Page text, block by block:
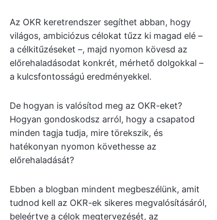
Az OKR keretrendszer segíthet abban, hogy
világos, ambiciózus célokat tűzz ki magad elé –
a célkitűzéseket –, majd nyomon kövesd az
előrehaladásodat konkrét, mérhető dolgokkal –
a kulcsfontosságú eredményekkel.
De hogyan is valósítod meg az OKR-eket?
Hogyan gondoskodsz arról, hogy a csapatod
minden tagja tudja, mire törekszik, és
hatékonyan nyomon követhesse az
előrehaladását?
Ebben a blogban mindent megbeszélünk, amit
tudnod kell az OKR-ek sikeres megvalósításáról,
beleértve a célok megtervezését, az